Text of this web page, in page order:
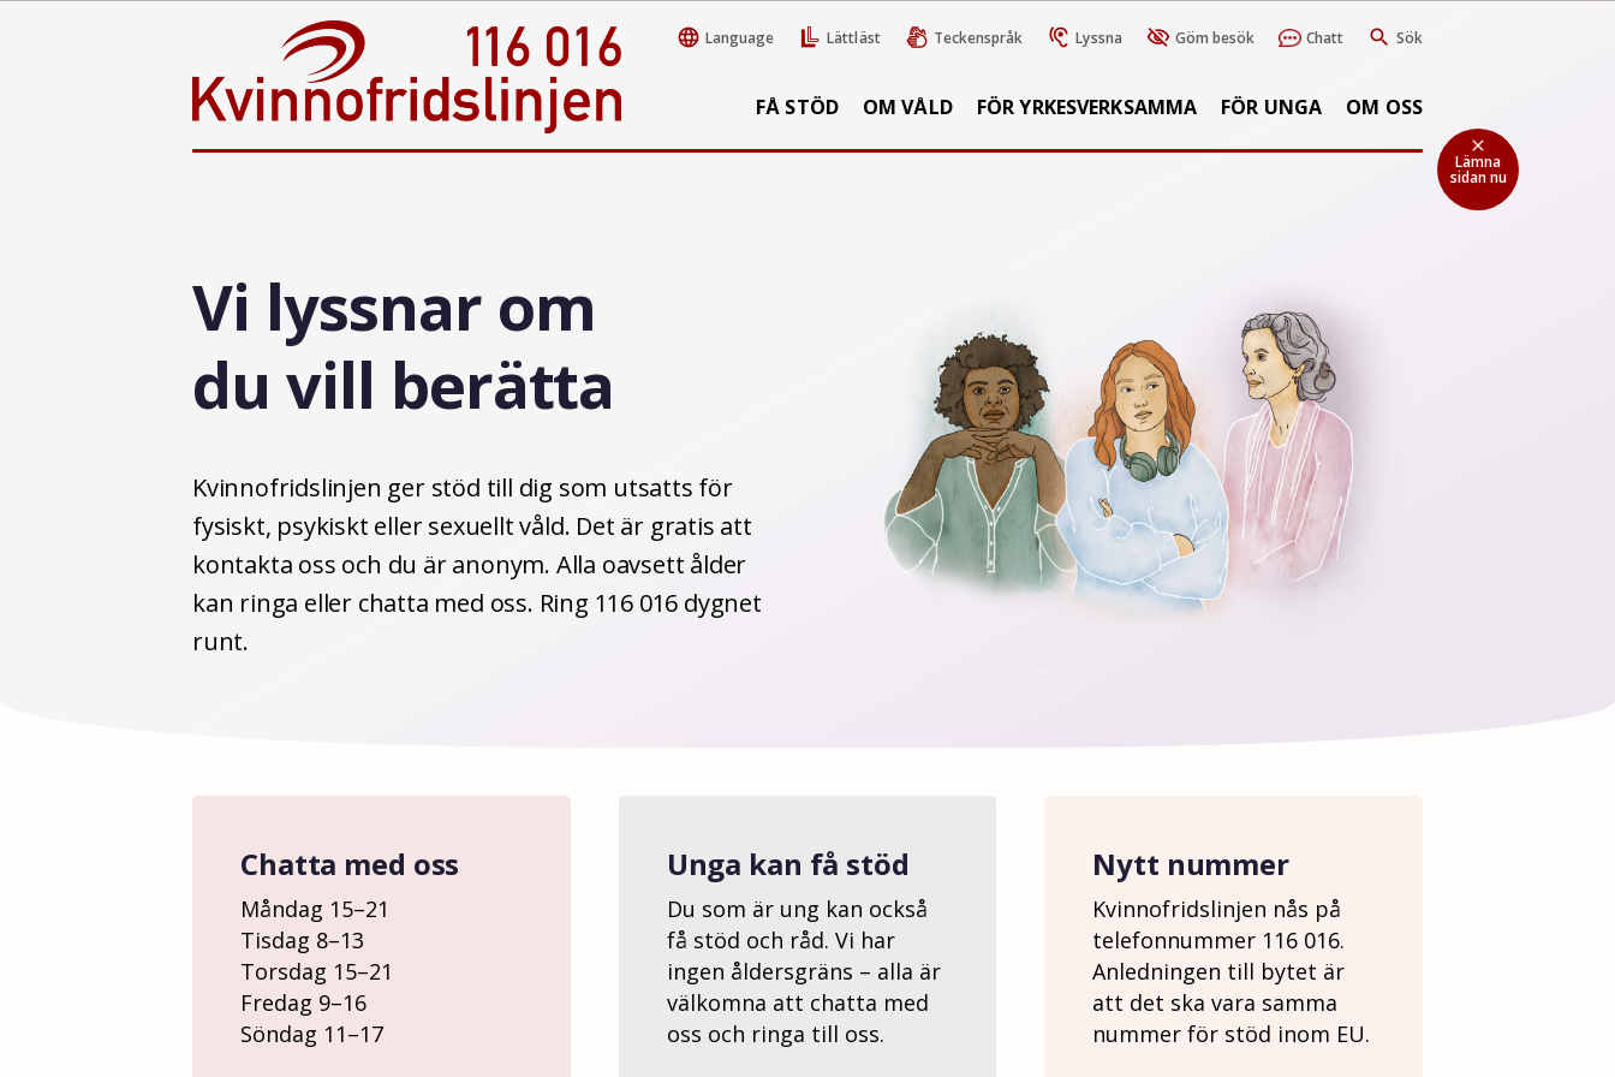
Language Lättläst Teckenspråk Lyssna Göm besök Chatt Sök
FÅ STÖD OM VÅLD FÖR YRKESVERKSAMMA FÖR UNGA OM OSS
close
Lämna
sidan nu
Vi lyssnar om
du vill berätta
Kvinnofridslinjen ger stöd till dig som utsatts för
fysiskt, psykiskt eller sexuellt våld. Det är gratis att
kontakta oss och du är anonym. Alla oavsett ålder
kan ringa eller chatta med oss. Ring 116 016 dygnet
runt.
Chatta med oss
Måndag 15–21
Tisdag 8–13
Torsdag 15–21
Fredag 9–16
Söndag 11–17
Unga kan få stöd
Du som är ung kan också
få stöd och råd. Vi har
ingen åldersgräns – alla är
välkomna att chatta med
oss och ringa till oss.
Nytt nummer
Kvinnofridslinjen nås på
telefonnummer 116 016.
Anledningen till bytet är
att det ska vara samma
nummer för stöd inom EU.